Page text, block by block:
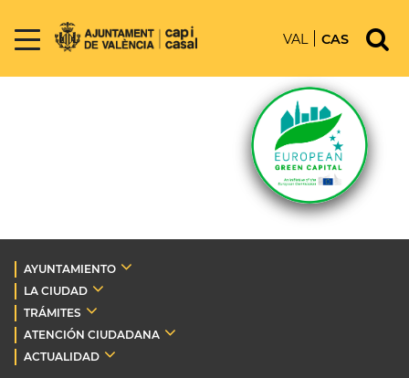
VAL CAS
AYUNTAMIENTO
LA CIUDAD
TRÁMITES
ATENCIÓN CIUDADANA
ACTUALIDAD